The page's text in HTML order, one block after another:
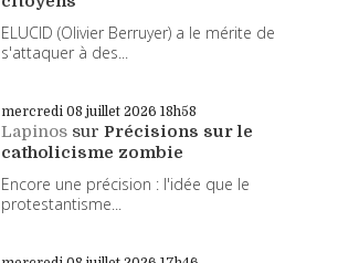
ELUCID (Olivier Berruyer) a le mérite de
s'attaquer à des...
mercredi 08 juillet 2026 18h58
Lapinos sur Précisions sur le
catholicisme zombie
Encore une précision : l'idée que le
protestantisme...